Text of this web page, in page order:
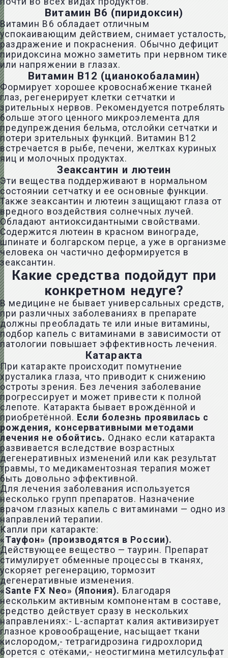
Витамин В6 (пиридоксин)
Витамин В6 обладает отличным
успокаивающим действием, снимает усталость,
раздражение и покраснения. Обычно дефицит
пиридоксина можно заметить при нервном тике
или напряжении в глазах.
Витамин В12 (цианокобаламин)
Формирует хорошее кровоснабжение тканей
глаз, регенерирует клетки сетчатки и
зрительных нервов. Рекомендуется потреблять
больше этого ценного микроэлемента для
предупреждения бельма, отслойки сетчатки и
потери зрительных функций. Витамин В12
встречается в рыбе, печени, желтках куриных
яиц и молочных продуктах.
Зеаксантин и лютеин
Эти вещества поддерживают в нормальном
состоянии сетчатку и ее основные функции.
Также зеаксантин и лютеин защищают глаза от
вредного воздействия солнечных лучей.
Обладают антиоксидантными свойствами.
Содержится лютеин в красном винограде,
шпинате и болгарском перце, а уже в организме
человека он частично деформируется в
зеаксантин.
Какие средства подойдут при
конкретном недуге?
В медицине не бывает универсальных средств,
при различных заболеваниях в препарате
должны преобладать те или иные витамины,
подбор капель с витаминами в зависимости от
патологии повышает эффективность лечения.
Катаракта
При катаракте происходит помутнение
хрусталика глаза, что приводит к снижению
остроты зрения. Без лечения заболевание
прогрессирует и может привести к полной
слепоте. Катаракта бывает врождённой и
приобретённой. Если болезнь проявилась с
рождения, консервативными методами
лечения не обойтись. Однако если катаракта
развивается вследствие возрастных
дегенеративных изменений или как результат
травмы, то медикаментозная терапия может
быть довольно эффективной.
Для лечения заболевания используется
несколько групп препаратов. Назначение
врачом глазных капель с витаминами — одно из
направлений терапии.
Капли при катаракте:
«Тауфон» (производятся в России).
Действующее вещество — таурин. Препарат
стимулирует обменные процессы в тканях,
ускоряет регенерацию, тормозит
дегенеративные изменения.
«Sante FX Neo» (Япония). Благодаря
нескольким активным компонентам в составе,
средство действует сразу в нескольких
направлениях:- L-аспартат калия активизирует
глазное кровообращение, насыщает ткани
кислородом,- тетрагидрозина гидрохлорид
борется с отёками,- неостигмина метилсульфат